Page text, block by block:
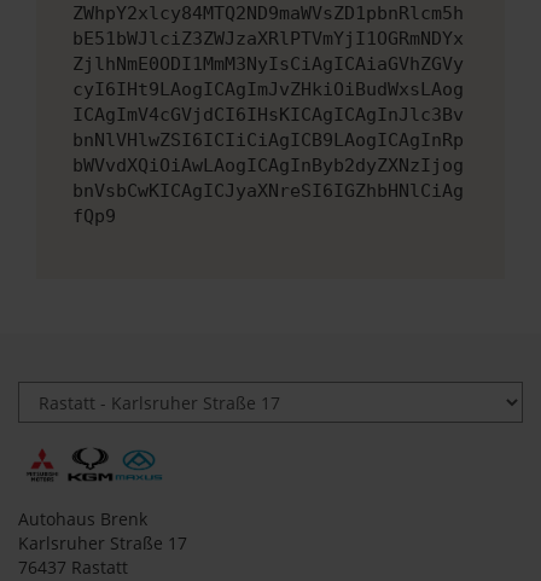
ZWhpY2xlcy84MTQ2ND9maWVsZD1pbnRlcm5h
bE51bWJlciZ3ZWJzaXRlPTVmYjI1OGRmNDYx
ZjlhNmE0ODI1MmM3NyIsCiAgICAiaGVhZGVy
cyI6IHt9LAogICAgImJvZHkiOiBudWxsLAog
ICAgImV4cGVjdCI6IHsKICAgICAgInJlc3Bv
bnNlVHlwZSI6ICIiCiAgICB9LAogICAgInRp
bWVvdXQiOiAwLAogICAgInByb2dyZXNzIjog
bnVsbCwKICAgICJyaXNreSI6IGZhbHNlCiAg
fQp9
Autohaus Brenk
Karlsruher Straße 17
76437 Rastatt